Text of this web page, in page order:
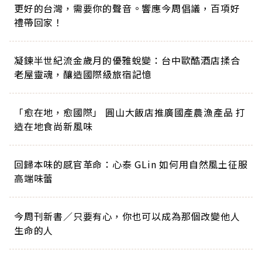
更好的台灣，需要你的聲音。響應今周倡議，百項好
禮帶回家！
凝鍊半世紀流金歲月的優雅蛻變：台中歐酷酒店揉合
老屋靈魂，釀造國際級旅宿記憶
「愈在地，愈國際」 圓山大飯店推廣國產農漁產品 打
造在地食尚新風味
回歸本味的感官革命：心泰 GLin 如何用自然風土征服
高端味蕾
今周刊新書／只要有心，你也可以成為那個改變他人
生命的人